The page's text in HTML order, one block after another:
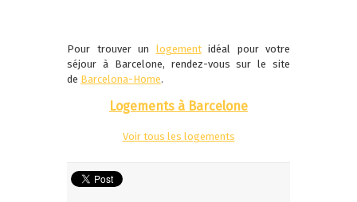
Pour trouver un logementidéal pour votre
séjour à Barcelone, rendez-vous sur le site
de Barcelona-Home.
Logements à Barcelone
Voir tous les logements